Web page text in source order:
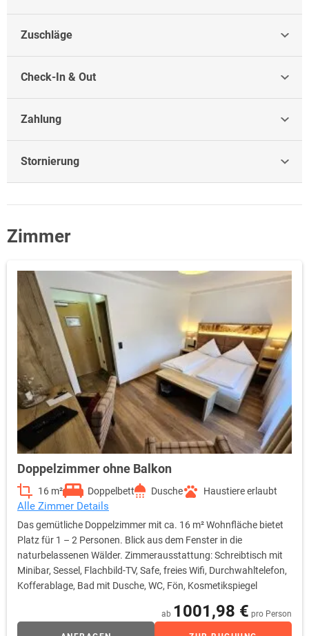
Zuschläge
Check-In & Out
Zahlung
Stornierung
Zimmer
Doppelzimmer ohne Balkon
16 m² Doppelbett Dusche Haustiere erlaubt
Alle Zimmer Details
Das gemütliche Doppelzimmer mit ca. 16 m² Wohnfläche bietet
Platz für 1 – 2 Personen. Blick aus dem Fenster in die
naturbelassenen Wälder. Zimmerausstattung: Schreibtisch mit
Minibar, Sessel, Flachbild-TV, Safe, freies Wifi, Durchwahltelefon,
Kofferablage, Bad mit Dusche, WC, Fön, Kosmetikspiegel
ab 1001,98 € pro Person